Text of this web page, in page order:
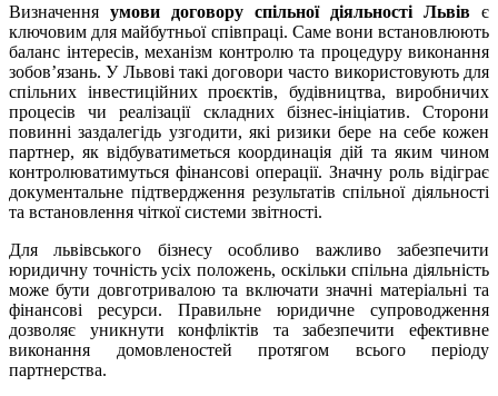
Визначення умови договору спільної діяльності Львів є
ключовим для майбутньої співпраці. Саме вони встановлюють
баланс інтересів, механізм контролю та процедуру виконання
зобов’язань. У Львові такі договори часто використовують для
спільних інвестиційних проєктів, будівництва, виробничих
процесів чи реалізації складних бізнес-ініціатив. Сторони
повинні заздалегідь узгодити, які ризики бере на себе кожен
партнер, як відбуватиметься координація дій та яким чином
контролюватимуться фінансові операції. Значну роль відіграє
документальне підтвердження результатів спільної діяльності
та встановлення чіткої системи звітності.
Для львівського бізнесу особливо важливо забезпечити
юридичну точність усіх положень, оскільки спільна діяльність
може бути довготривалою та включати значні матеріальні та
фінансові ресурси. Правильне юридичне супроводження
дозволяє уникнути конфліктів та забезпечити ефективне
виконання домовленостей протягом всього періоду
партнерства.